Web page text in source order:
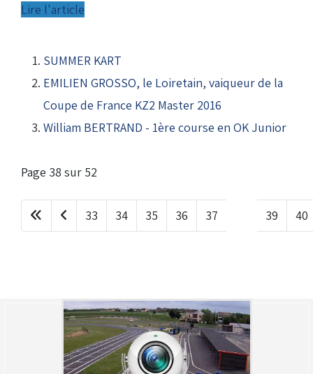
(Réservé aux licenciés d'Angerville)
Lire l'article
SUMMER KART
EMILIEN GROSSO, le Loiretain, vaiqueur de la
Coupe de France KZ2 Master 2016
William BERTRAND - 1ère course en OK Junior
Page 38 sur 52
33 34 35 36 37 39 40